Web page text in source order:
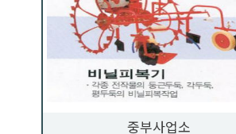
중부사업소